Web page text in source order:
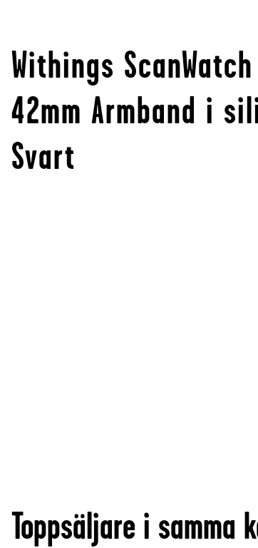
Withings
42mm Armband i
Svart
Toppsäljare i samma